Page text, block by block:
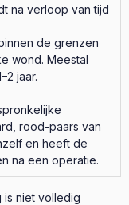
na verloop van tijd
de grenzen
wond. Meestal
jaar.
rood-paars van
en heeft de
na een operatie.
niet volledig